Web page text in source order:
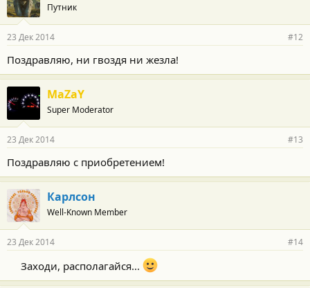
Путник
23 Дек 2014 #12
Поздравляю, ни гвоздя ни жезла!
MaZaY
Super Moderator
23 Дек 2014 #13
Поздравляю с приобретением!
Карлсон
Well-Known Member
23 Дек 2014 #14
Заходи, располагайся...